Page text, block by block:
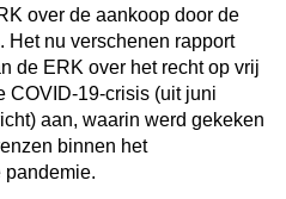
over de aankoop door de
Het nu verschenen rapport
de ERK over het recht op vrij
COVID-19-crisis (uit juni
aan, waarin werd gekeken
binnen het
pandemie.